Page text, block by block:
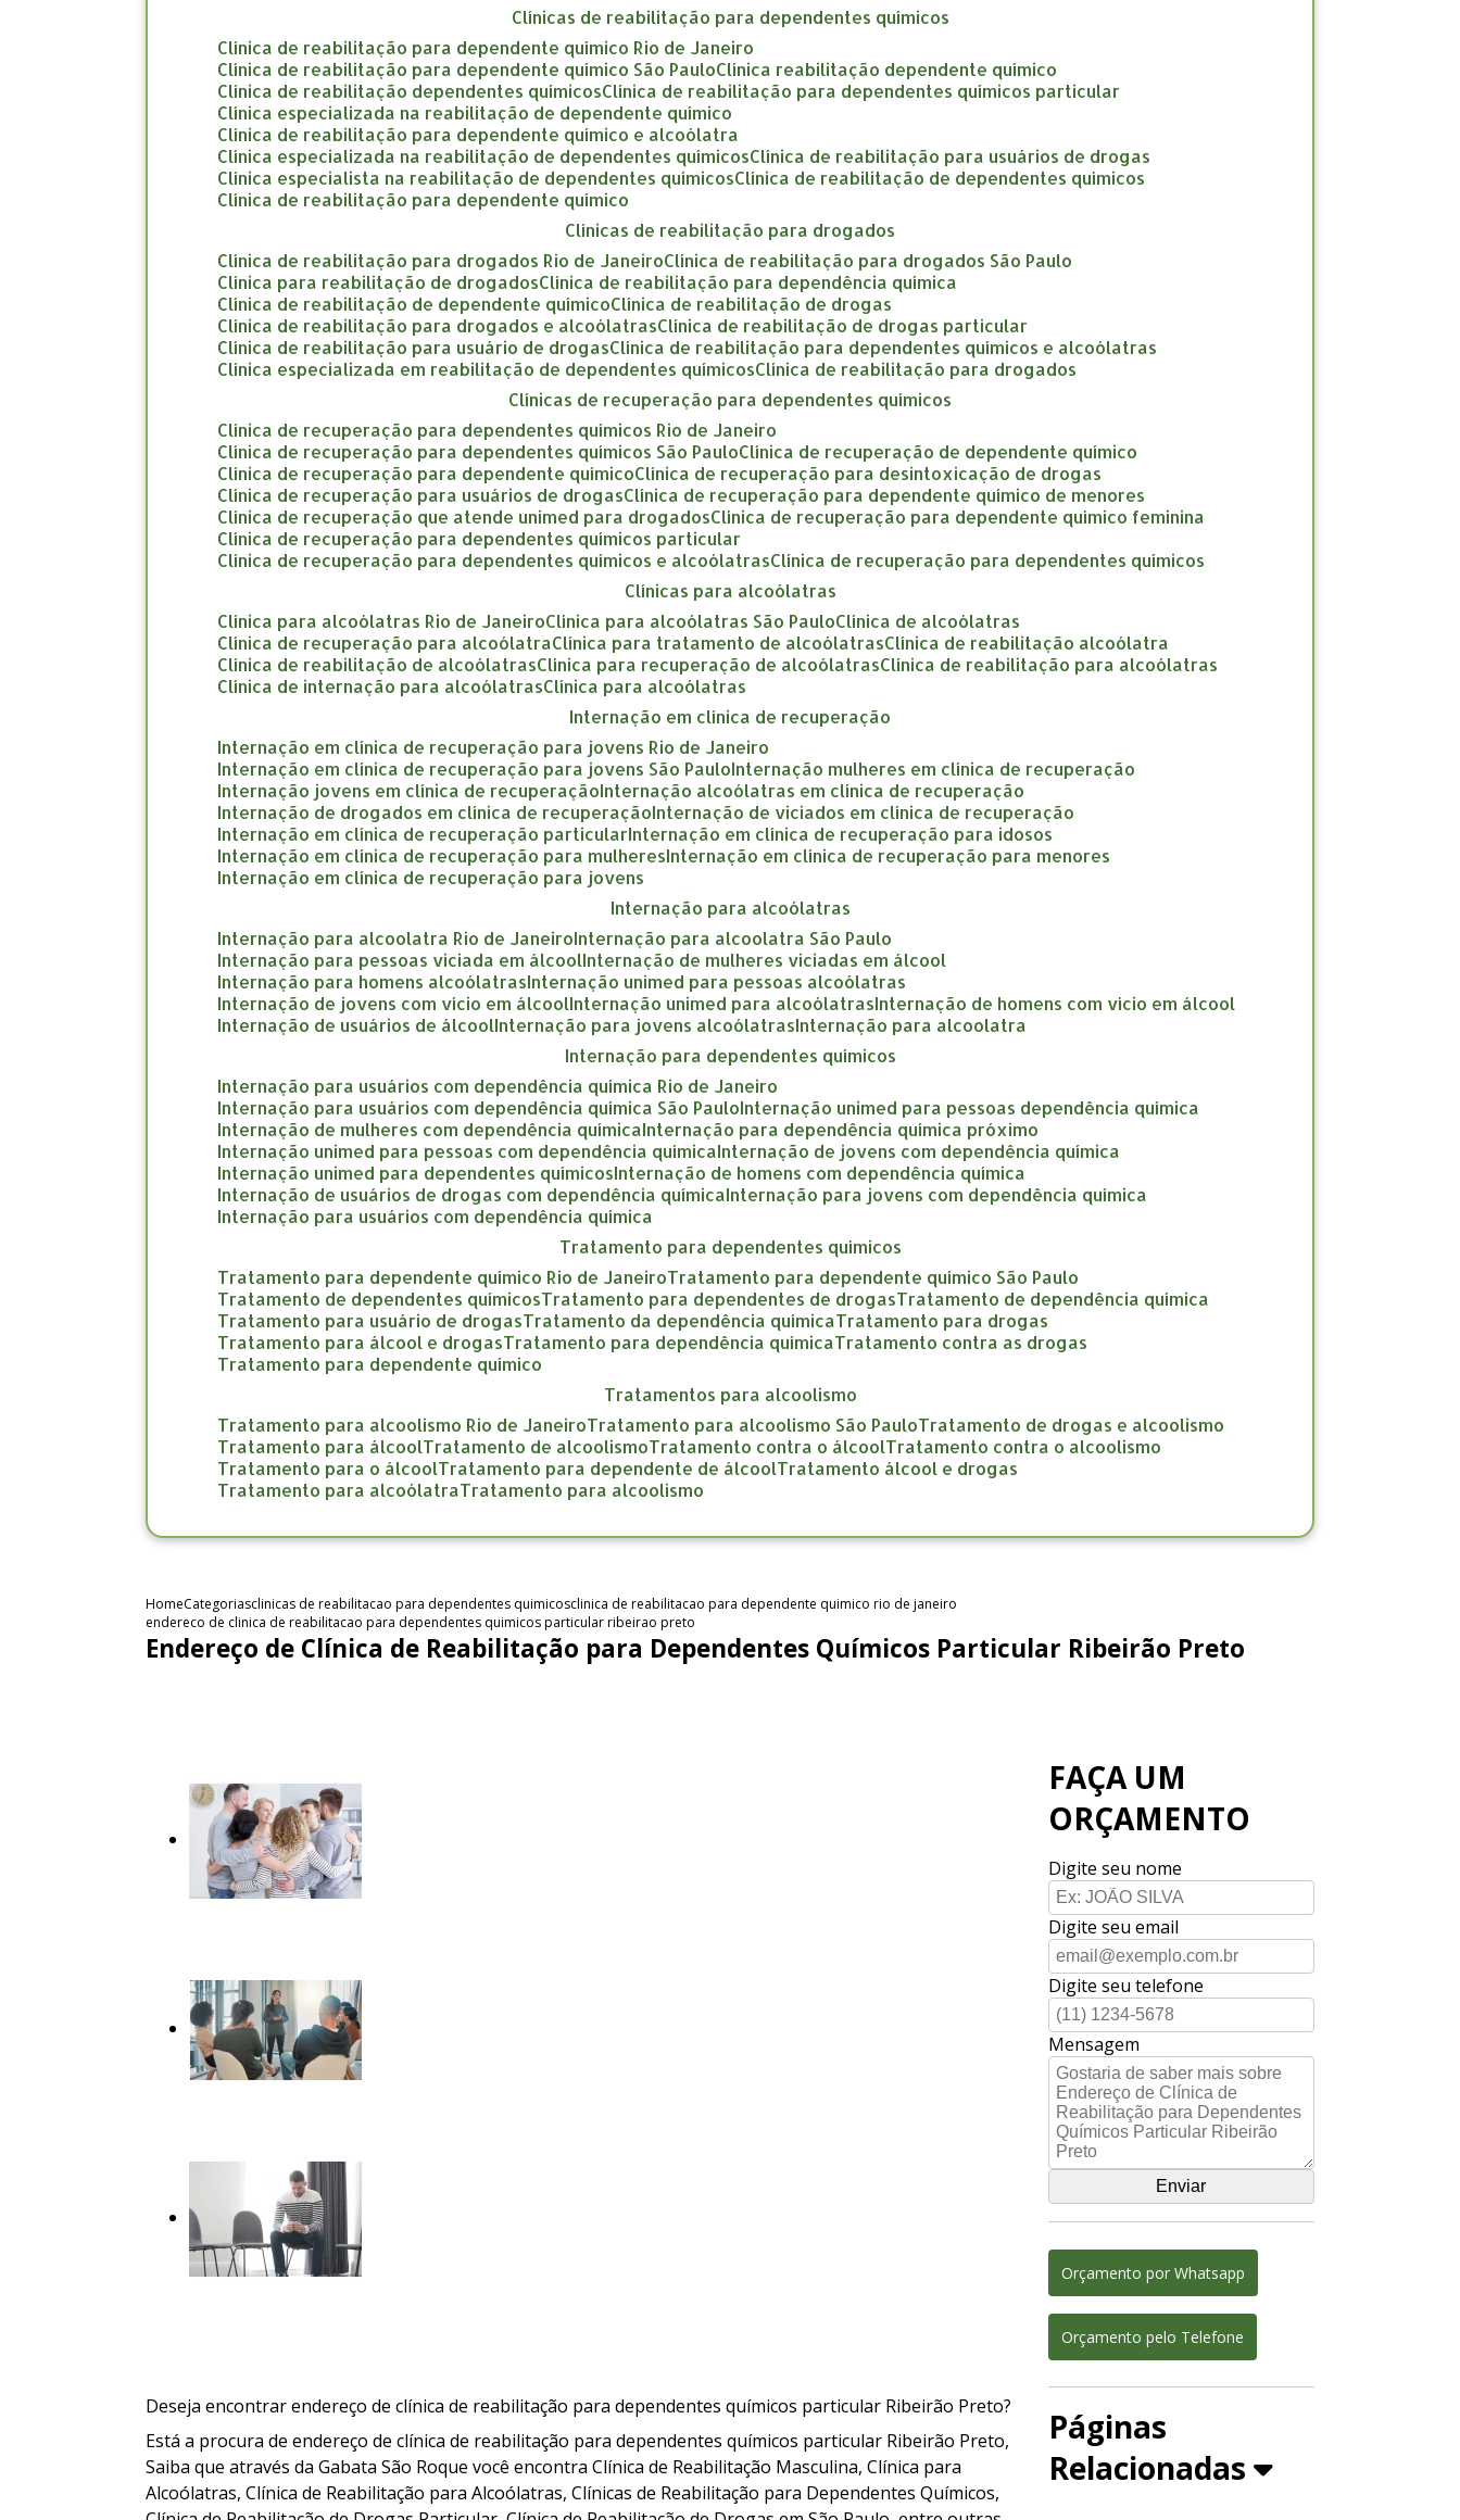
clínicas de reabilitação para dependentes químicos
clínica de reabilitação para dependente químico Rio de Janeiro
clínica de reabilitação para dependente químico São Paulo clínica reabilitação dependente químico
clínica de reabilitação dependentes químicos clínica de reabilitação para dependentes químicos particular
clínica especializada na reabilitação de dependente químico
clínica de reabilitação para dependente químico e alcoólatra
clínica especializada na reabilitação de dependentes químicos clínica de reabilitação para usuários de drogas
clínica especialista na reabilitação de dependentes químicos clínica de reabilitação de dependentes químicos
clínica de reabilitação para dependente químico
clínicas de reabilitação para drogados
clínica de reabilitação para drogados Rio de Janeiro clínica de reabilitação para drogados São Paulo
clínica para reabilitação de drogados clínica de reabilitação para dependência química
clínica de reabilitação de dependente químico clínica de reabilitação de drogas
clínica de reabilitação para drogados e alcoólatras clínica de reabilitação de drogas particular
clínica de reabilitação para usuário de drogas clínica de reabilitação para dependentes químicos e alcoólatras
clínica especializada em reabilitação de dependentes químicos clínica de reabilitação para drogados
clínicas de recuperação para dependentes químicos
clínica de recuperação para dependentes químicos Rio de Janeiro
clínica de recuperação para dependentes químicos São Paulo clínica de recuperação de dependente químico
clínica de recuperação para dependente químico clínica de recuperação para desintoxicação de drogas
clínica de recuperação para usuários de drogas clínica de recuperação para dependente químico de menores
clínica de recuperação que atende unimed para drogados clínica de recuperação para dependente químico feminina
clínica de recuperação para dependentes químicos particular
clínica de recuperação para dependentes químicos e alcoólatras clínica de recuperação para dependentes químicos
clínicas para alcoólatras
clínica para alcoólatras Rio de Janeiro clínica para alcoólatras São Paulo clínica de alcoólatras
clínica de recuperação para alcoólatra clínica para tratamento de alcoólatras clínica de reabilitação alcoólatra
clínica de reabilitação de alcoólatras clínica para recuperação de alcoólatras clínica de reabilitação para alcoólatras
clínica de internação para alcoólatras clínica para alcoólatras
internação em clínica de recuperação
internação em clínica de recuperação para jovens Rio de Janeiro
internação em clínica de recuperação para jovens São Paulo internação mulheres em clínica de recuperação
internação jovens em clínica de recuperação internação alcoólatras em clínica de recuperação
internação de drogados em clínica de recuperação internação de viciados em clínica de recuperação
internação em clínica de recuperação particular internação em clínica de recuperação para idosos
internação em clínica de recuperação para mulheres internação em clínica de recuperação para menores
internação em clínica de recuperação para jovens
internação para alcoólatras
internação para alcoolatra Rio de Janeiro internação para alcoolatra São Paulo
internação para pessoas viciada em álcool internação de mulheres viciadas em álcool
internação para homens alcoólatras internação unimed para pessoas alcoólatras
internação de jovens com vício em álcool internação unimed para alcoólatras internação de homens com vício em álcool
internação de usuários de álcool internação para jovens alcoólatras internação para alcoolatra
internação para dependentes químicos
internação para usuários com dependência química Rio de Janeiro
internação para usuários com dependência química São Paulo internação unimed para pessoas dependência química
internação de mulheres com dependência química internação para dependência química próximo
internação unimed para pessoas com dependência química internação de jovens com dependência química
internação unimed para dependentes químicos internação de homens com dependência química
internação de usuários de drogas com dependência química internação para jovens com dependência química
internação para usuários com dependência química
tratamento para dependentes químicos
tratamento para dependente químico Rio de Janeiro
tratamento para dependente químico São Paulo
tratamento de dependentes químicos
tratamento para dependentes de drogas
tratamento de dependência química
tratamento para usuário de drogas
tratamento da dependência química
tratamento para drogas
tratamento para álcool e drogas
tratamento para dependência química
tratamento contra as drogas
tratamento para dependente químico
tratamentos para alcoolismo
tratamento para alcoolismo Rio de Janeiro
tratamento para alcoolismo São Paulo
tratamento de drogas e alcoolismo
tratamento para álcool tratamento de alcoolismo tratamento contra o álcool tratamento contra o alcoolismo
tratamento para o álcool tratamento para dependente de álcool tratamento álcool e drogas
tratamento para alcoólatra
tratamento para alcoolismo
HomeCategoriasclinicas de reabilitacao para dependentes quimicosclinica de reabilitacao para dependente quimico rio de janeiro
endereco de clinica de reabilitacao para dependentes quimicos particular ribeirao preto
Endereço de Clínica de Reabilitação para Dependentes Químicos Particular Ribeirão Preto
Deseja encontrar endereço de clínica de reabilitação para dependentes químicos particular Ribeirão Preto?
Está a procura de endereço de clínica de reabilitação para dependentes químicos particular Ribeirão Preto,
Saiba que através da Gabata São Roque você encontra Clínica de Reabilitação Masculina, Clínica para
Alcoólatras, Clínica de Reabilitação para Alcoólatras, Clínicas de Reabilitação para Dependentes Químicos,
FAÇA UM
ORÇAMENTO
Digite seu nome
Digite seu email
Digite seu telefone
Mensagem
Orçamento por Whatsapp
Orçamento pelo Telefone
Páginas
Relacionadas